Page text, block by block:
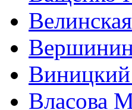
Власова